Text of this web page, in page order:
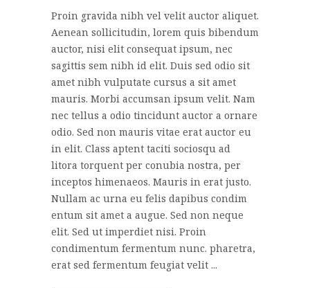
Proin gravida nibh vel velit auctor aliquet.
Aenean sollicitudin, lorem quis bibendum
auctor, nisi elit consequat ipsum, nec
sagittis sem nibh id elit. Duis sed odio sit
amet nibh vulputate cursus a sit amet
mauris. Morbi accumsan ipsum velit. Nam
nec tellus a odio tincidunt auctor a ornare
odio. Sed non mauris vitae erat auctor eu
in elit. Class aptent taciti sociosqu ad
litora torquent per conubia nostra, per
inceptos himenaeos. Mauris in erat justo.
Nullam ac urna eu felis dapibus condim
entum sit amet a augue. Sed non neque
elit. Sed ut imperdiet nisi. Proin
condimentum fermentum nunc. pharetra,
erat sed fermentum feugiat velit ...